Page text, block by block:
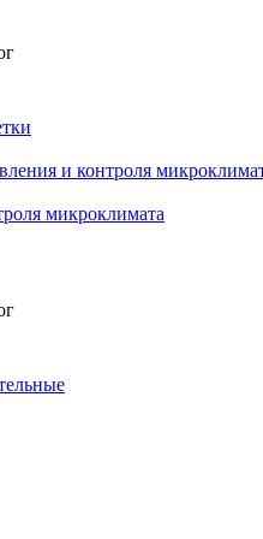
и контроля
микроклимата